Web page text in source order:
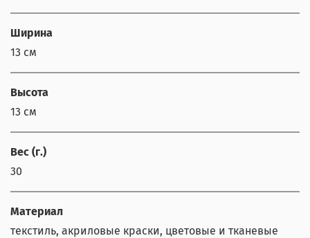
Ширина
13 см
Высота
13 см
Вес (г.)
30
Материал
текстиль, акриловые краски, цветовые и тканевые